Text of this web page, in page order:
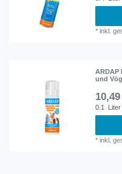
*inkl.
ARDAP
und
0.1 Liter
*inkl.